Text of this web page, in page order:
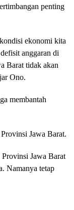
penting
ekonomi kita
anggaran di
Barat tidak akan
Ono.
membantah
Jawa Barat.
Jawa Barat
Namanya tetap